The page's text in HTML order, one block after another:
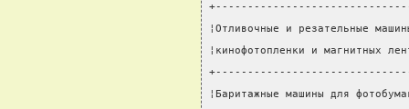
¦Отливочные и
¦кинофотопленки и
¦Баритажные машины для